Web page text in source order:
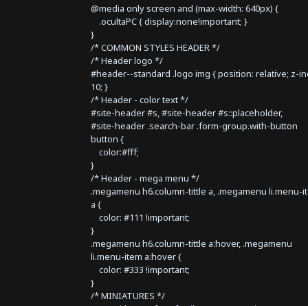
@media only screen and (max-width: 640px) {
.ocultaPC { display:none!important; }
}
/* COMMON STYLES HEADER */
/* Header logo */
#header--standard .logo img { position: relative; z-
10; }
/* Header - color text */
#site-header #s, #site-header #s::placeholder,
#site-header .search-bar .form-group.with-button
button {
color:#fff;
}
/* Header - mega menu */
.megamenu h6.column-tittle a, .megamenu li.menu-
a {
color: #111 !important;
}
.megamenu h6.column-tittle a:hover, .megamenu
li.menu-item a:hover {
color: #333 !important;
}
/* MINIATURES */